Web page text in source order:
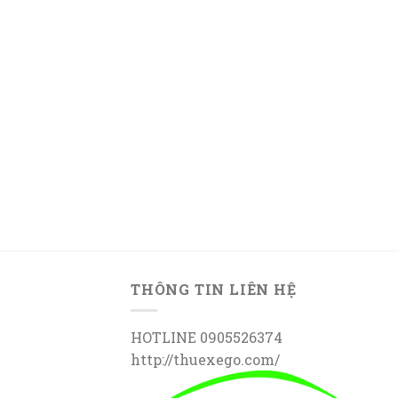
THÔNG TIN LIÊN HỆ
HOTLINE 0905526374
http://thuexego.com/